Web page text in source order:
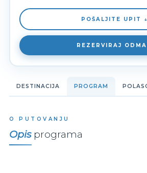
POŠALJITE UPIT ↓
REZERVIRAJ
DESTINACIJA PROGRAM
O PUTOVANJU
Opisprograma